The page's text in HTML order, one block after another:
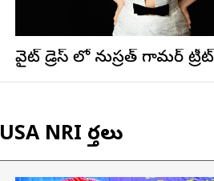
వైట్ డ్రెస్ లో నుస్ర‌త్ గ్లామ‌ర్ ట్రీట్
USA NRI వార్తలు